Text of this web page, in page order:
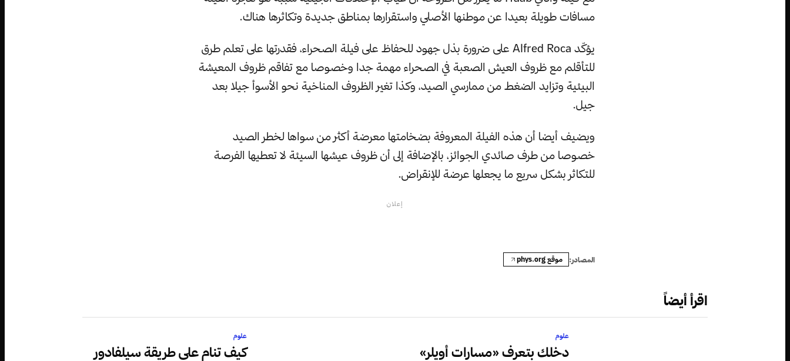
مسافات طويلة بعيدا عن موطنها الأصلي واستقرارها بمناطق جديدة وتكاثرها هناك.
يؤكّد Alfred Roca على ضرورة بذل جهود للحفاظ على فيلة الصحراء، فقدرتها على تعلم طرق
للتأقلم مع ظروف العيش الصعبة في الصحراء مهمة جدا وخصوصا مع تفاقم ظروف المعيشة
البيئية وتزايد الضغط من ممارسي الصيد، وكذا تغير الظروف المناخية نحو الأسوأ جيلا بعد
جيل.
ويضيف أيضا أن هذه الفيلة المعروفة بضخامتها معرضة أكثر من سواها لخطر الصيد
خصوصا من طرف صائدي الجوائز، بالإضافة إلى أن ظروف عيشها السيئة لا تعطيها الفرصة
للتكاثر بشكل سريع ما يجعلها عرضة للإنقراض.
إعلان
المصادر: موقع phys.org
اقرأ أيضاً
علوم
دخلك بتعرف «مسارات أويلر»
علوم
كيف تنام على طريقة سيلفادور